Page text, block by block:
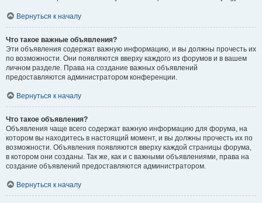
Вернуться к началу
Что такое важные объявления?
Эти объявления содержат важную информацию, и вы должны прочесть их
по возможности. Они появляются вверху каждого из форумов и в вашем
личном разделе. Права на создание важных объявлений
предоставляются администратором конференции.
Вернуться к началу
Что такое объявления?
Объявления чаще всего содержат важную информацию для форума, на
котором вы находитесь в настоящий момент, и вы должны прочесть их по
возможности. Объявления появляются вверху каждой страницы форума,
в котором они созданы. Так же, как и с важными объявлениями, права на
создание объявлений предоставляются администратором.
Вернуться к началу